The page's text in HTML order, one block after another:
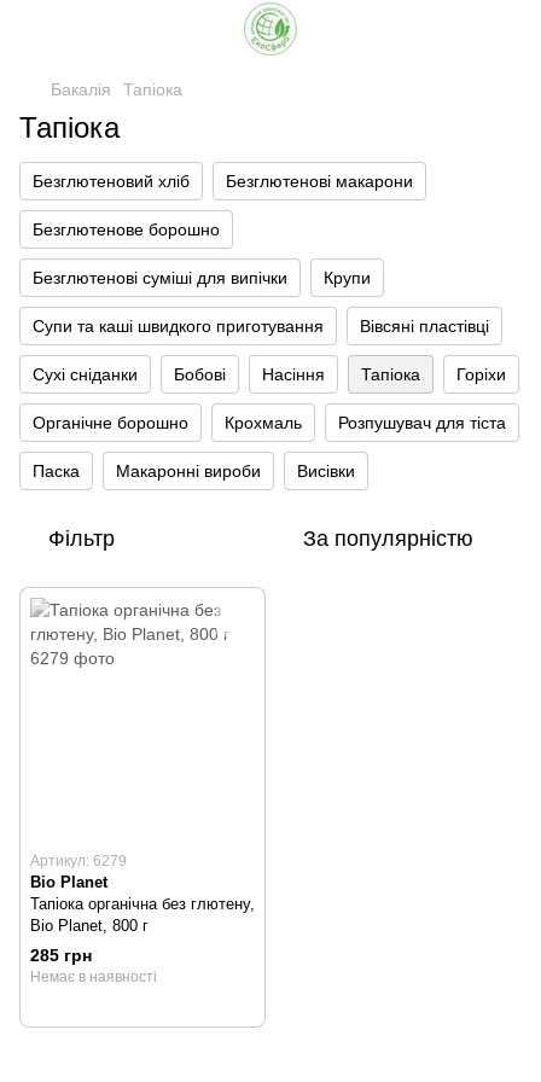
Бакалія Тапіока
Тапіока
Безглютеновий хліб Безглютенові макарони
Безглютенове борошно
Безглютенові суміші для випічки Крупи
Супи та каші швидкого приготування Вівсяні пластівці
Сухі сніданки Бобові Насіння Тапіока Горіхи
Органічне борошно Крохмаль Розпушувач для тіста
Паска Макаронні вироби Висівки
Фільтр За популярністю
Артикул: 6279
Bio Planet
Тапіока органічна без глютену,
Bio Planet, 800 г
285 грн
Немає в наявності